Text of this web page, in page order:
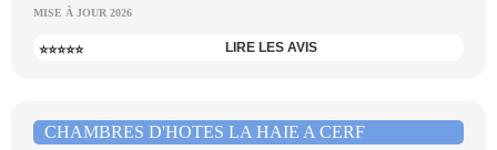
MISE À JOUR 2026
⭐⭐⭐⭐⭐ LIRE LES AVIS
CHAMBRES D'HOTES LA HAIE A CERF